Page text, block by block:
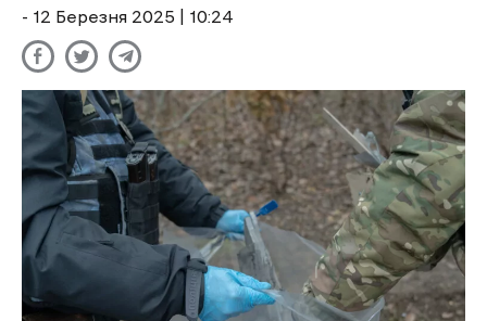
- 12 Березня 2025 | 10:24